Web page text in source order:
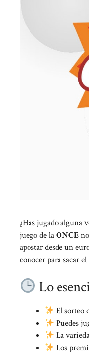
¿Has jugado alguna
juego de laONCE
apostar desde un
conocer para sacar
Lo
El sorteo
Puedes
La
Los